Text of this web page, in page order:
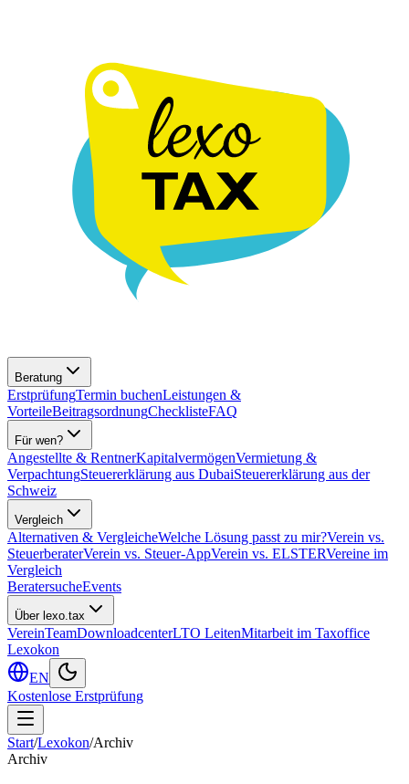
Beratung
ErstprüfungTermin buchenLeistungen &
VorteileBeitragsordnungChecklisteFAQ
Für wen?
Angestellte & RentnerKapitalvermögenVermietung &
VerpachtungSteuererklärung aus DubaiSteuererklärung aus der
Schweiz
Vergleich
Alternativen & VergleicheWelche Lösung passt zu mir?Verein vs.
SteuerberaterVerein vs. Steuer-AppVerein vs. ELSTERVereine im
Vergleich
BeratersucheEvents
Über lexo.tax
VereinTeamDownloadcenterLTO LeitenMitarbeit im Taxoffice
Lexokon
EN
Kostenlose Erstprüfung
Start/Lexokon/Archiv
Archiv